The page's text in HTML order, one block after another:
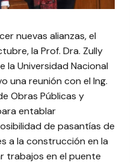
nuevas alianzas, el
la Prof. Dra. Zully
la Universidad Nacional
una reunión con el Ing.
Obras Públicas y
entablar
de pasantías de
a la construcción en la
trabajos en el puente